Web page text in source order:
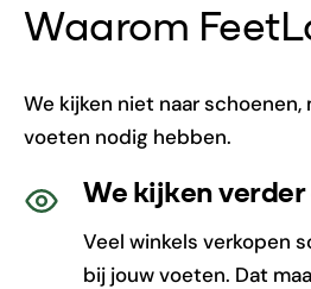
Waarom
We kijken niet naar schoenen,
voeten nodig hebben.
We kijken verder
Veel winkels verkopen
bij jouw voeten. Dat